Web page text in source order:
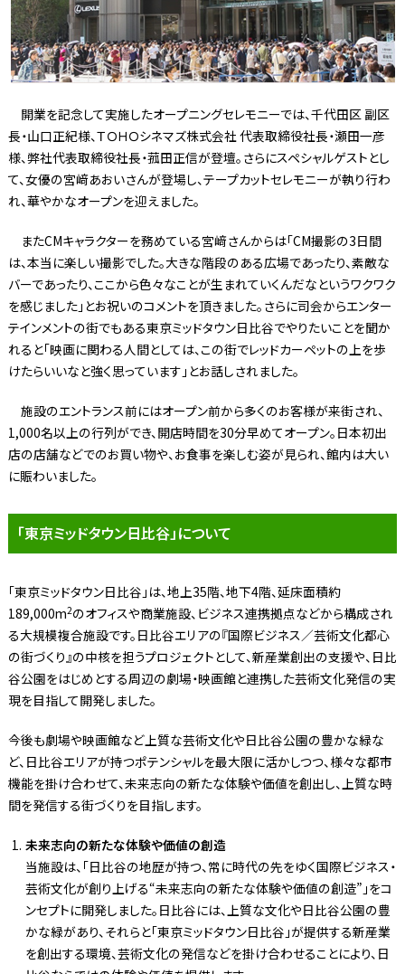
開業を記念して実施したオープニングセレモニーでは、千代田区 副区
長・山口正紀様、ＴＯＨＯシネマズ株式会社 代表取締役社長・瀬田一彦
様、弊社代表取締役社長・菰田正信が登壇。さらにスペシャルゲストとし
て、女優の宮﨑あおいさんが登場し、テープカットセレモニーが執り行わ
れ、華やかなオープンを迎えました。
またCMキャラクターを務めている宮﨑さんからは「CM撮影の3日間
は、本当に楽しい撮影でした。大きな階段のある広場であったり、素敵な
バーであったり、ここから色々なことが生まれていくんだなというワクワク
を感じました」とお祝いのコメントを頂きました。さらに司会からエンター
テインメントの街でもある東京ミッドタウン日比谷でやりたいことを聞か
れると「映画に関わる人間としては、この街でレッドカーペットの上を歩
けたらいいなと強く思っています」とお話しされました。
施設のエントランス前にはオープン前から多くのお客様が来街され、
1,000名以上の行列ができ、開店時間を30分早めてオープン。日本初出
店の店舗などでのお買い物や、お食事を楽しむ姿が見られ、館内は大い
に賑わいました。
「東京ミッドタウン日比谷」について
「東京ミッドタウン日比谷」は、地上35階、地下4階、延床面積約
189,000m2のオフィスや商業施設、ビジネス連携拠点などから構成され
る大規模複合施設です。日比谷エリアの『国際ビジネス／芸術文化都心
の街づくり』の中核を担うプロジェクトとして、新産業創出の支援や、日比
谷公園をはじめとする周辺の劇場・映画館と連携した芸術文化発信の実
現を目指して開発しました。
今後も劇場や映画館など上質な芸術文化や日比谷公園の豊かな緑な
ど、日比谷エリアが持つポテンシャルを最大限に活かしつつ、様々な都市
機能を掛け合わせて、未来志向の新たな体験や価値を創出し、上質な時
間を発信する街づくりを目指します。
未来志向の新たな体験や価値の創造
当施設は、「日比谷の地歴が持つ、常に時代の先をゆく国際ビジネス・
芸術文化が創り上げる“未来志向の新たな体験や価値の創造”」をコ
ンセプトに開発しました。日比谷には、上質な文化や日比谷公園の豊
かな緑があり、それらと「東京ミッドタウン日比谷」が提供する新産業
を創出する環境、芸術文化の発信などを掛け合わせることにより、日